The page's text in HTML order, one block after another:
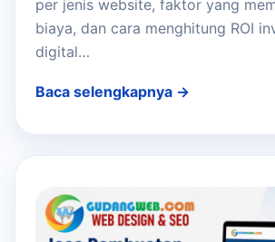
per jenis website, faktor yang
biaya, dan cara menghitung ROI
digital…
Baca selengkapnya →